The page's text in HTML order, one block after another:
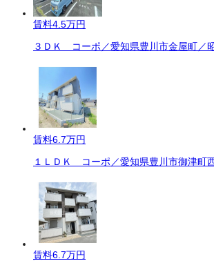
賃料4.5万円
３ＤＫ コーポ／愛知県豊川市金屋町／
賃料6.7万円
１ＬＤＫ コーポ／愛知県豊川市御津町
賃料6.7万円